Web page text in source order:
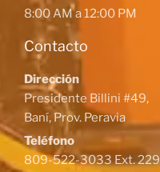
8:00 AM a 12:00 PM
Contacto
Dirección
Presidente Billini #49,
Baní, Prov. Peravia
Teléfono
809-522-3033 Ext. 229